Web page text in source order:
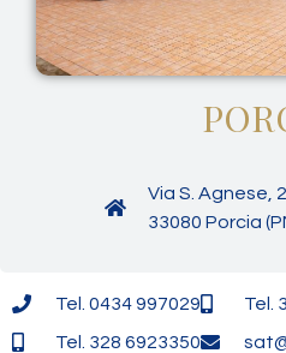
Via S. Agnese,
33080 Porcia
Tel. 0434 997029
Tel.
Tel. 328 6923350